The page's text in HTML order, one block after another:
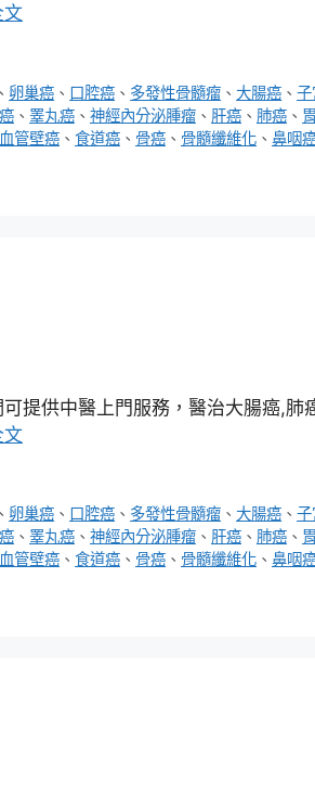
文
、 卵巢癌 、 口腔癌 、 多發性骨髓瘤 、大腸癌 、子
、 睪丸癌 、 神經內分泌腫瘤 、 肝癌 、 肺癌 、
血管壁癌 、 食道癌 、 骨癌 、 骨髓纖維化 、 鼻咽
提供中醫上門服務，醫治大腸癌,肺
文
、 卵巢癌 、 口腔癌 、 多發性骨髓瘤 、大腸癌 、子
、 睪丸癌 、 神經內分泌腫瘤 、 肝癌 、 肺癌 、
血管壁癌 、 食道癌 、 骨癌 、 骨髓纖維化 、 鼻咽